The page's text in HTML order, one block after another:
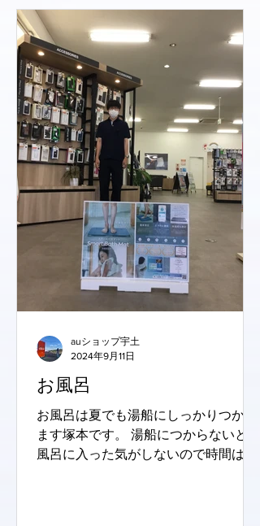
お風呂
お風呂は夏でも湯船にしっかりつかり
ます塚本です。 湯船につからないとお
風呂に入った気がしないので時間は短
auショップ宇土
2024年9月11日